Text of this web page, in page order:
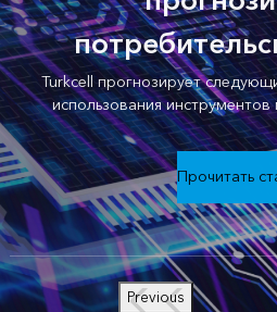
Turkcell прогнозирует
использования
Прочитать
Previous